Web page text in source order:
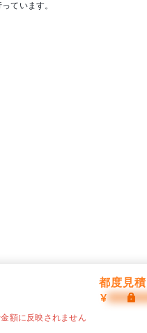
ています。
都度見
¥
額に反映されません